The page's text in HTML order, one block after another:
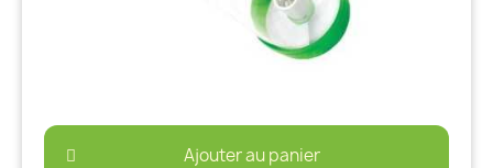
Ajouter au panier